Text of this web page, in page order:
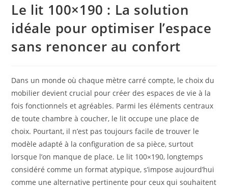
Le lit 100×190 : La solution
idéale pour optimiser l’espace
sans renoncer au confort
Dans un monde où chaque mètre carré compte, le choix du
mobilier devient crucial pour créer des espaces de vie à la
fois fonctionnels et agréables. Parmi les éléments centraux
de toute chambre à coucher, le lit occupe une place de
choix. Pourtant, il n’est pas toujours facile de trouver le
modèle adapté à la configuration de sa pièce, surtout
lorsque l’on manque de place. Le lit 100×190, longtemps
considéré comme un format atypique, s’impose aujourd’hui
comme une alternative pertinente pour ceux qui souhaitent